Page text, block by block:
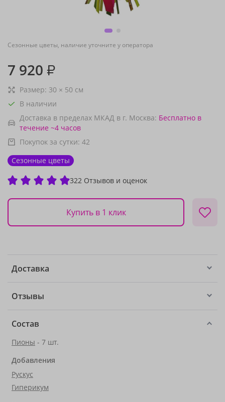
Сезонные цветы, наличие уточните у оператора
7 920 ₽
Размер: 30 × 50 см
В наличии
Доставка в пределах МКАД в г. Москва: Бесплатно в
течение ~4 часов
Покупок за сутки: 42
Сезонные цветы
322 Отзывов и оценок
Купить в 1 клик
Доставка
Отзывы
Состав
Пионы - 7 шт.
Добавления
Рускус
Гиперикум